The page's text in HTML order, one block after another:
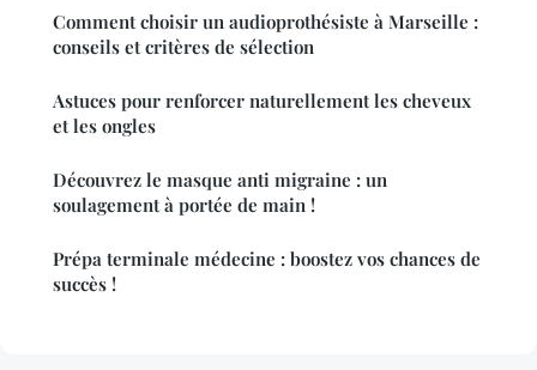
Comment choisir un audioprothésiste à Marseille :
conseils et critères de sélection
Astuces pour renforcer naturellement les cheveux
et les ongles
Découvrez le masque anti migraine : un
soulagement à portée de main !
Prépa terminale médecine : boostez vos chances de
succès !